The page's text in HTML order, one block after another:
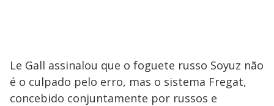
Le Gall assinalou que o foguete russo Soyuz não
é o culpado pelo erro, mas o sistema Fregat,
concebido conjuntamente por russos e